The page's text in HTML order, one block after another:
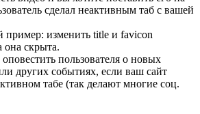
сделал неактивным таб с вашей
пример: изменить title и favicon
она скрыта.
пользователя о новых
других событиях, если ваш сайт
табе (так делают многие соц.